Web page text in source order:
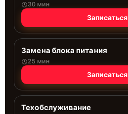
30 мин
Записаться
Замена блока питания
25 мин
Записаться
Техобслуживание